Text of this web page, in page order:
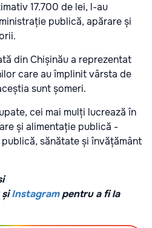
17.700 de lei, l-au
publică, apărare și
din Chișinău a reprezentat
care au împlinit vârsta de
sunt șomeri.
cei mai mulți lucrează în
și alimentație publică -
sănătate și învățământ
șiInstagrampentru a fi la